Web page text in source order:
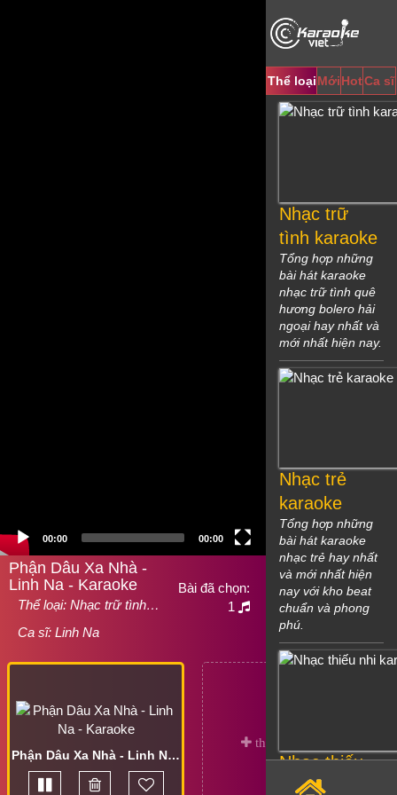
00:00 00:00
Phận Dâu Xa Nhà -
Linh Na - Karaoke
Thể loại: Nhạc trữ tình…
Ca sĩ: Linh Na
Bài đã chọn:
1
Phận Dâu Xa Nhà - Linh Na - Karaoke
Thể loạiMớiHotCa sĩ
Nhạc trữ
tình karaoke
Tổng hợp những
bài hát karaoke
nhạc trữ tình quê
hương bolero hải
ngoại hay nhất và
mới nhất hiện nay.
Nhạc trẻ
karaoke
Tổng hợp những
bài hát karaoke
nhạc trẻ hay nhất
và mới nhất hiện
nay với kho beat
chuẩn và phong
phú.
Nhạc thiếu
nhi karaoke